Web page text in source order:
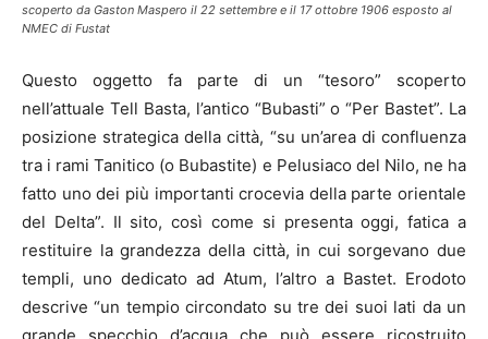
scoperto da Gaston Maspero il 22 settembre e il 17 ottobre 1906 esposto al
NMEC di Fustat
Questo oggetto fa parte di un “tesoro” scoperto
nell’attuale Tell Basta, l’antico “Bubasti” o “Per Bastet”. La
posizione strategica della città, “su un’area di confluenza
tra i rami Tanitico (o Bubastite) e Pelusiaco del Nilo, ne ha
fatto uno dei più importanti crocevia della parte orientale
del Delta”. Il sito, così come si presenta oggi, fatica a
restituire la grandezza della città, in cui sorgevano due
templi, uno dedicato ad Atum, l’altro a Bastet. Erodoto
descrive “un tempio circondato su tre dei suoi lati da un